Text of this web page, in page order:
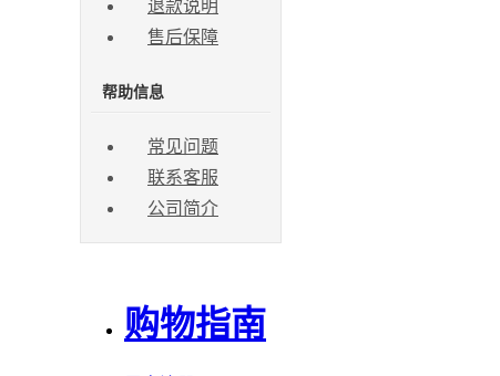
退款说明
售后保障
帮助信息
常见问题
联系客服
公司简介
购物指南